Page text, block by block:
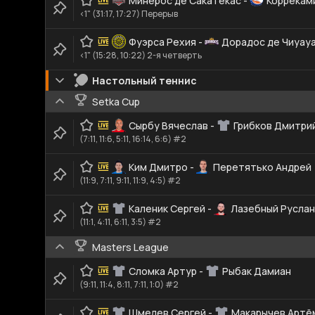
<1" (31:17, 17:27) Перерыв
Фуэрса Рехия - Дорадос де Чиуауа
<1" (15:28, 10:22) 2-я четверть
Настольный теннис
Setka Cup
Сырбу Вячеслав - Грибков
(7:11, 11:6, 5:11, 16:14, 6:6) #2
Ким Дмитро - Перетятько Андрей
(11:9, 7:11, 9:11, 11:9, 4:5) #2
Каленик Сергей - Лазебный Руслан
(11:1, 4:11, 6:11, 3:5) #2
Masters League
Сломка Артур - Рыбак Дамиан
(9:11, 11:4, 8:11, 7:11, 1:0) #2
Шмелев Сергей - Макарычев